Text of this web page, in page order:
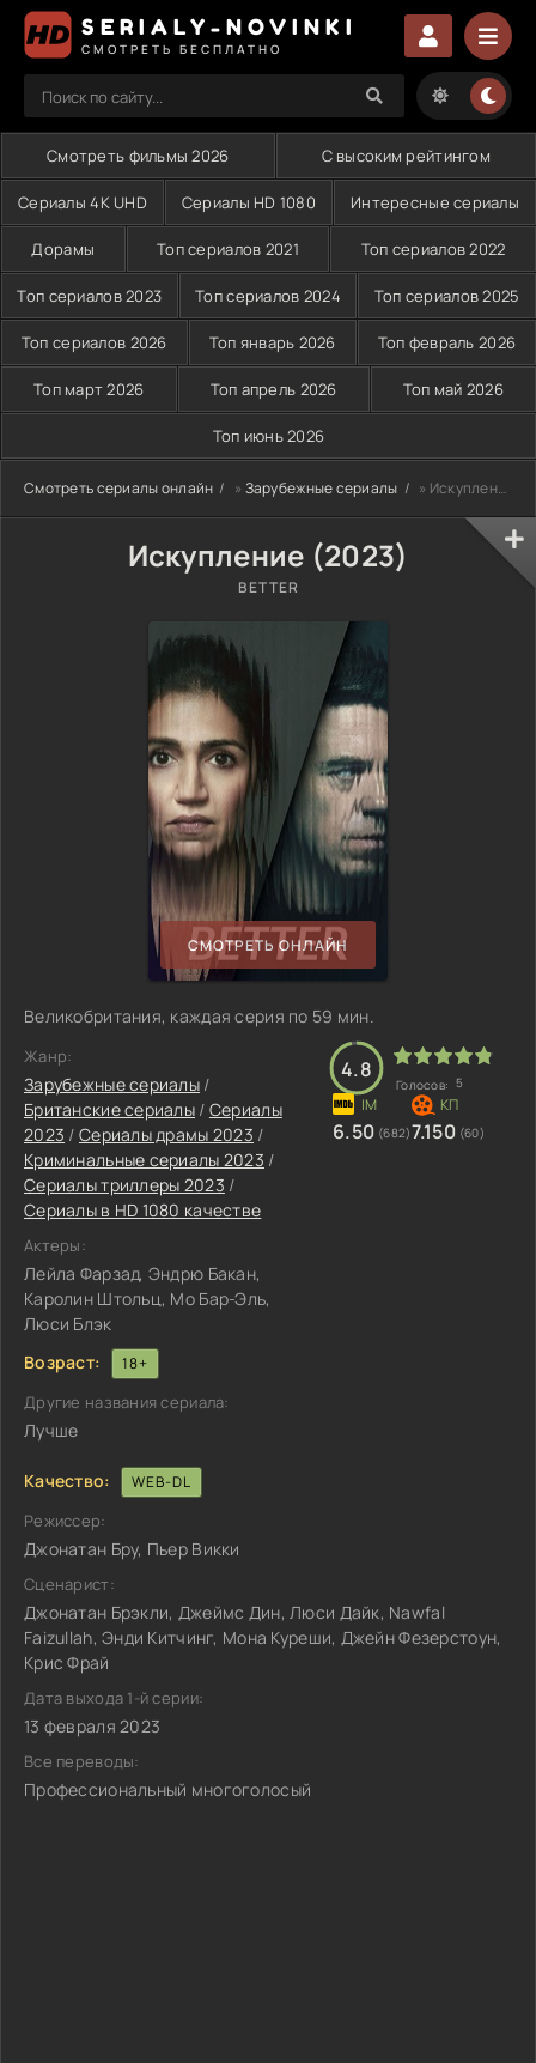
SERIALY-NOVINKI
СМОТРЕТЬ БЕСПЛАТНО
Смотреть фильмы 2026 С высоким рейтингом
Сериалы 4K UHD Сериалы HD 1080 Интересные сериалы
Дорамы Топ сериалов 2021 Топ сериалов 2022
Топ сериалов 2023 Топ сериалов 2024 Топ сериалов 2025
Топ сериалов 2026 Топ январь 2026 Топ февраль 2026
Топ март 2026 Топ апрель 2026 Топ май 2026
Топ июнь 2026
Смотреть сериалы онлайн » Зарубежные сериалы » Искупление (2023)
Искупление (2023)
BETTER
СМОТРЕТЬ ОНЛАЙН
Великобритания, каждая серия по 59 мин.
Жанр:
Зарубежные сериалы /
Британские сериалы / Сериалы
2023 / Сериалы драмы 2023 /
Криминальные сериалы 2023 /
Сериалы триллеры 2023 /
Сериалы в HD 1080 качестве
Актеры:
Лейла Фарзад, Эндрю Бакан,
Каролин Штольц, Мо Бар-Эль,
Люси Блэк
Возраст:
18+
Другие названия сериала:
Лучше
4.8
Голосов: 5
6.50 (682)7.150 (60)
Качество: WEB-DL
Режиссер:
Джонатан Бру, Пьер Викки
Сценарист:
Джонатан Брэкли, Джеймс Дин, Люси Дайк, Nawfal
Faizullah, Энди Китчинг, Мона Куреши, Джейн Фезерстоун,
Крис Фрай
Дата выхода 1-й серии:
13 февраля 2023
Все переводы:
Профессиональный многоголосый